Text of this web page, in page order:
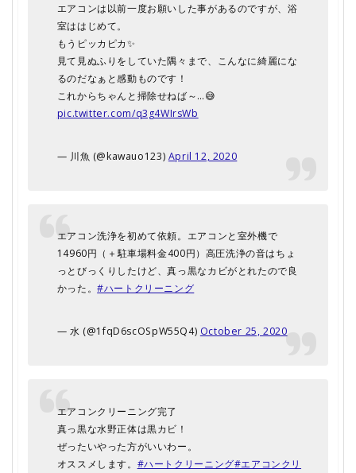
エアコンは以前一度お願いした事があるのですが、浴
室ははじめて。
もうピッカピカ✨
見て見ぬふりをしていた隅々まで、こんなに綺麗にな
るのだなぁと感動ものです！
これからちゃんと掃除せねば～…😅
pic.twitter.com/q3g4WIrsWb
— 川魚 (@kawauo123) April 12, 2020
エアコン洗浄を初めて依頼。エアコンと室外機で
14960円（＋駐車場料金400円）高圧洗浄の音はちょ
っとびっくりしたけど、真っ黒なカビがとれたので良
かった。#ハートクリーニング
— 水 (@1fqD6scOSpW55Q4) October 25, 2020
エアコンクリーニング完了
真っ黒な水野正体は黒カビ！
ぜったいやった方がいいわー。
オススメします。 #ハートクリーニング#エアコンクリ